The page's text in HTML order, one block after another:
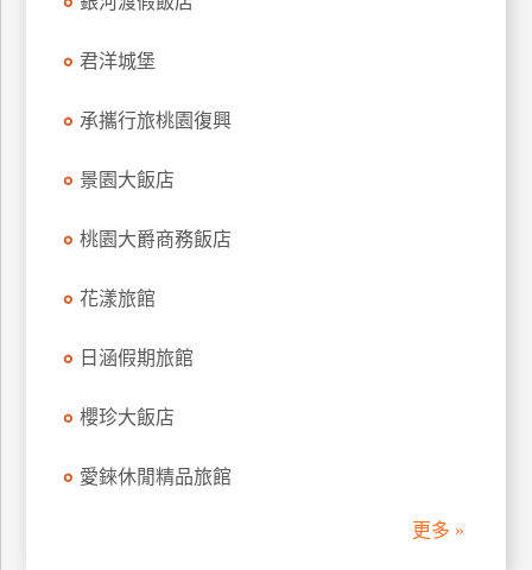
君洋城堡
承攜行旅桃園復興
景園大飯店
桃園大爵商務飯店
花漾旅館
日涵假期旅館
櫻珍大飯店
愛錸休閒精品旅館
更多 »